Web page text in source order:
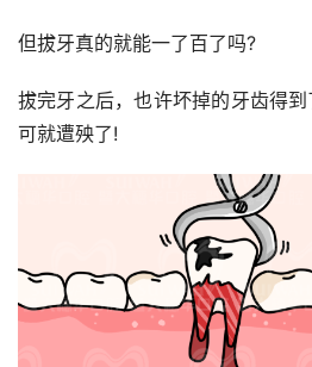
但拔牙真的就能一了百了吗?
拔完牙之后，也许坏掉的牙齿得
可就遭殃了!